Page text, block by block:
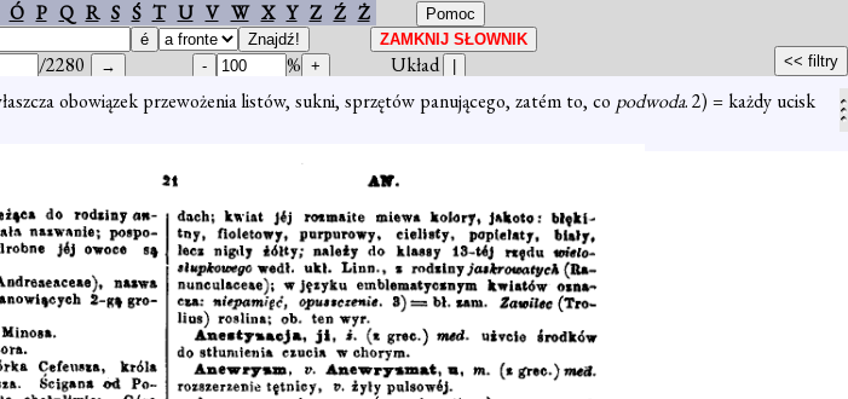
Ó P Q R S Ś T U V W X Y Z Ź Ż
/2280 %
Układ
obowiązek przewożenia listów, sukni, sprzętów panującego, zatém to, co podwoda. 2) = każdy ucisk